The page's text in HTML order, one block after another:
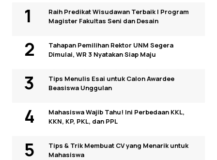
Raih Predikat Wisudawan Terbaik I Program
Magister Fakultas Seni dan Desain
Tahapan Pemilihan Rektor UNM Segera
Dimulai, WR 3 Nyatakan Siap Maju
Tips Menulis Esai untuk Calon Awardee
Beasiswa Unggulan
Mahasiswa Wajib Tahu! Ini Perbedaan KKL,
KKN, KP, PKL, dan PPL
Tips & Trik Membuat CV yang Menarik untuk
Mahasiswa